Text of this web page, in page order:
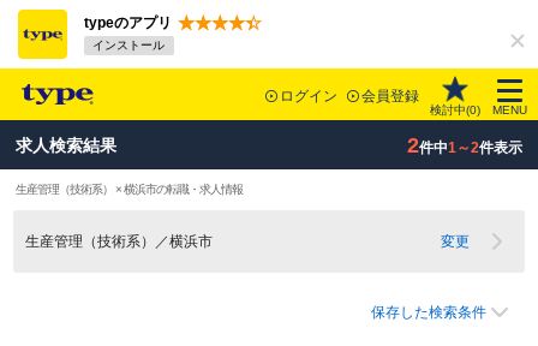
typeのアプリ
インストール
ログイン 会員登録
検討中(0) MENU
求人検索結果 2件中1～2件表示
生産管理（技術系） × 横浜市の転職・求人情報
生産管理（技術系）／横浜市 変更
保存した検索条件